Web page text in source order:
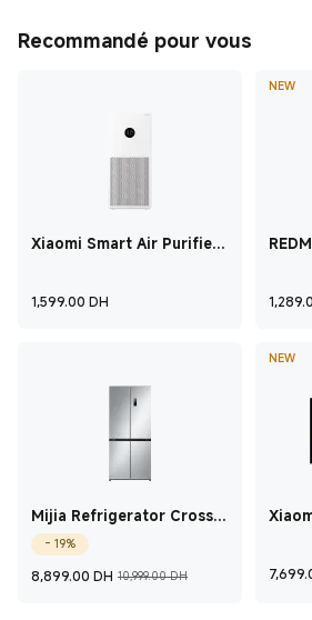
Recommandé pour vous
Xiaomi Smart Air Purifier
1,599.00 ‎ DH‎ Current Price ‎ DH‎1,599
NEW
Mijia Refrigerator Cross
Door 502L
- 19%
8,899.00 ‎ DH‎ Current Price
10,999.00‎ DH‎Marketing price
NEW